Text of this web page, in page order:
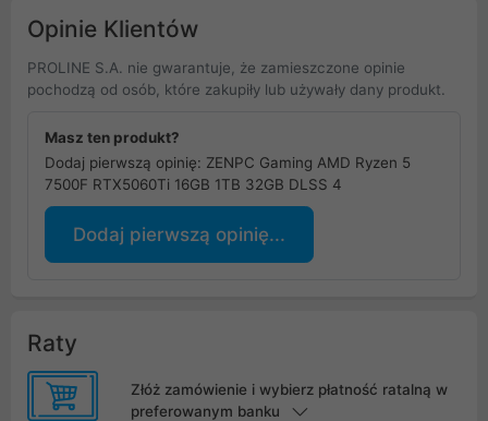
Opinie Klientów
PROLINE S.A. nie gwarantuje, że zamieszczone opinie
pochodzą od osób, które zakupiły lub używały dany produkt.
Masz ten produkt?
Dodaj pierwszą opinię: ZENPC Gaming AMD Ryzen 5
7500F RTX5060Ti 16GB 1TB 32GB DLSS 4
Dodaj pierwszą opinię...
Raty
Złóż zamówienie i wybierz płatność ratalną w
preferowanym banku